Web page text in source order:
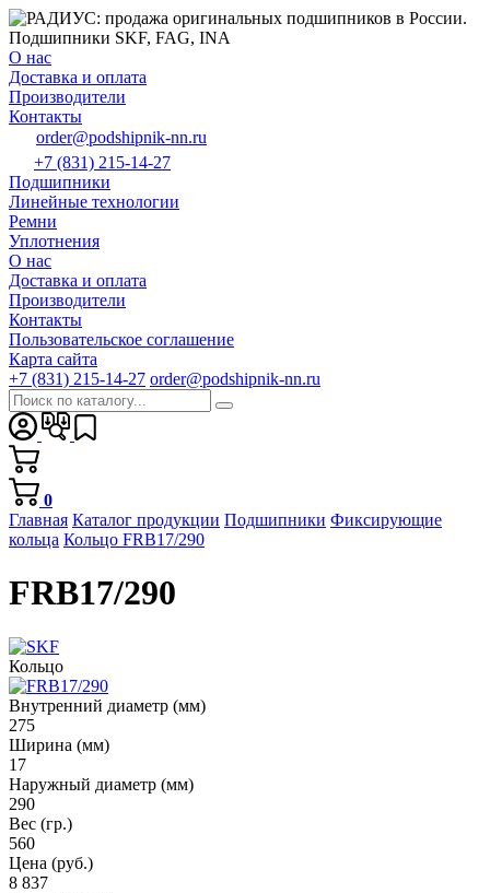
О нас
Доставка и оплата
Производители
Контакты
order@podshipnik-nn.ru
+7 (831) 215-14-27
Подшипники
Линейные технологии
Ремни
Уплотнения
О нас
Доставка и оплата
Производители
Контакты
Пользовательское соглашение
Карта сайта
+7 (831) 215-14-27 order@podshipnik-nn.ru
0
Главная Каталог продукции Подшипники Фиксирующие
кольца Кольцо FRB17/290
FRB17/290
Кольцо
Внутренний диаметр (мм)
275
Ширина (мм)
17
Наружный диаметр (мм)
290
Вес (гр.)
560
Цена (руб.)
8 837